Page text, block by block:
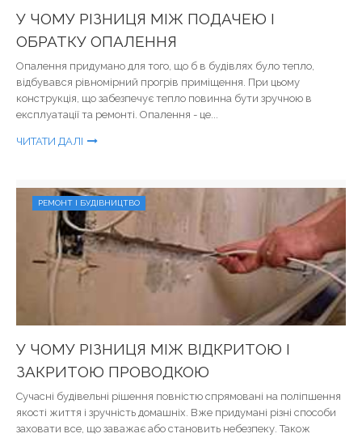
У ЧОМУ РІЗНИЦЯ МІЖ ПОДАЧЕЮ І
ОБРАТКУ ОПАЛЕННЯ
Опалення придумано для того, що б в будівлях було тепло,
відбувався рівномірний прогрів приміщення. При цьому
конструкція, що забезпечує тепло повинна бути зручною в
експлуатації та ремонті. Опалення - це...
ЧИТАТИ ДАЛІ
РЕМОНТ І БУДІВНИЦТВО
У ЧОМУ РІЗНИЦЯ МІЖ ВІДКРИТОЮ І
ЗАКРИТОЮ ПРОВОДКОЮ
Сучасні будівельні рішення повністю спрямовані на поліпшення
якості життя і зручність домашніх. Вже придумані різні способи
заховати все, що заважає або становить небезпеку. Також